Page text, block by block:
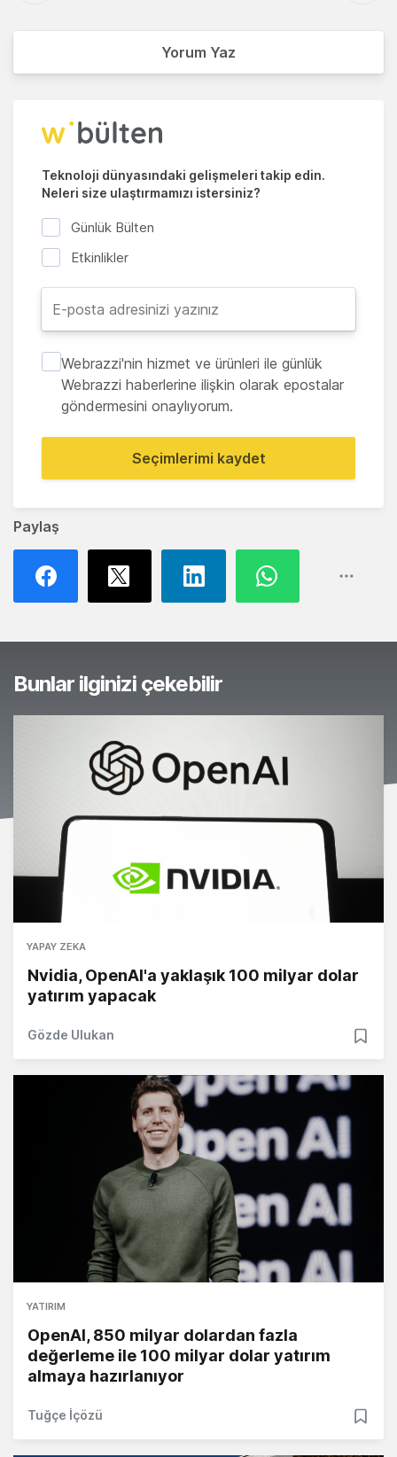
Paylaş
Yorum Yaz
Teknoloji dünyasındaki gelişmeleri takip edin.
Neleri size ulaştırmamızı istersiniz?
Günlük Bülten
Etkinlikler
Webrazzi'nin hizmet ve ürünleri ile günlük
Webrazzi haberlerine ilişkin olarak epostalar
göndermesini onaylıyorum.
Seçimlerimi kaydet
Bunlar ilginizi çekebilir
YAPAY ZEKA
Nvidia, OpenAI'a yaklaşık 100 milyar dolar
yatırım yapacak
Gözde Ulukan
YATIRIM
OpenAI, 850 milyar dolardan fazla
değerleme ile 100 milyar dolar yatırım
almaya hazırlanıyor
Tuğçe İçözü